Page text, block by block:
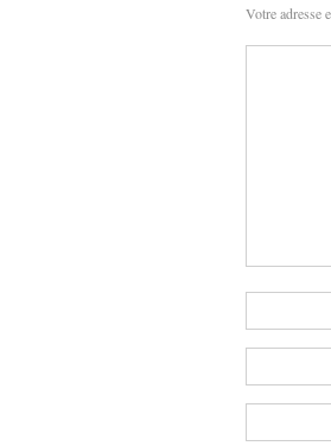
Votre adresse